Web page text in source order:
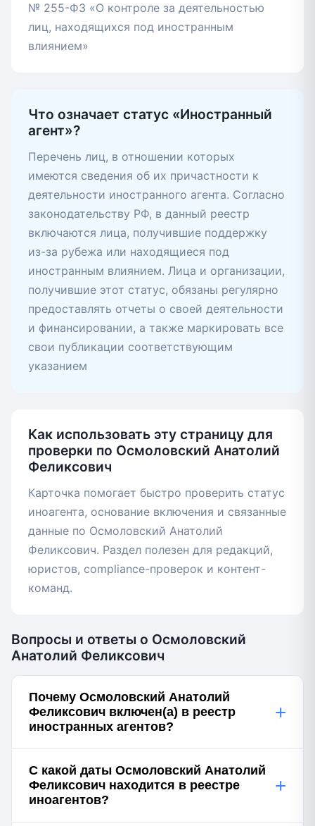
№ 255-ФЗ «О контроле за деятельностью
лиц, находящихся под иностранным
влиянием»
Что означает статус «Иностранный
агент»?
Перечень лиц, в отношении которых
имеются сведения об их причастности к
деятельности иностранного агента. Согласно
законодательству РФ, в данный реестр
включаются лица, получившие поддержку
из-за рубежа или находящиеся под
иностранным влиянием. Лица и организации,
получившие этот статус, обязаны регулярно
предоставлять отчеты о своей деятельности
и финансировании, а также маркировать все
свои публикации соответствующим
указанием
Как использовать эту страницу для
проверки по Осмоловский Анатолий
Феликсович
Карточка помогает быстро проверить статус
иноагента, основание включения и связанные
данные по Осмоловский Анатолий
Феликсович. Раздел полезен для редакций,
юристов, compliance-проверок и контент-
команд.
Вопросы и ответы о Осмоловский
Анатолий Феликсович
Почему Осмоловский Анатолий
Феликсович включен(а) в реестр
иностранных агентов?
+
С какой даты Осмоловский Анатолий
Феликсович находится в реестре
иноагентов?
+